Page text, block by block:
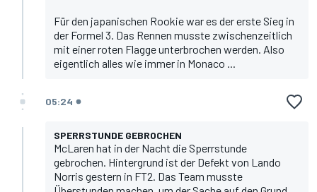
Für den japanischen Rookie war es der erste Sieg in
der Formel 3. Das Rennen musste zwischenzeitlich
mit einer roten Flagge unterbrochen werden. Also
eigentlich alles wie immer in Monaco ...
05:24
SPERRSTUNDE GEBROCHEN
McLaren hat in der Nacht die Sperrstunde
gebrochen. Hintergrund ist der Defekt von Lando
Norris gestern in FT2. Das Team musste